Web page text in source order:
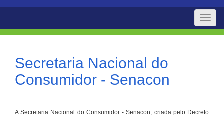
Toggle
Secretaria Nacional do
Consumidor - Senacon
A Secretaria Nacional do Consumidor - Senacon, criada pelo Decreto